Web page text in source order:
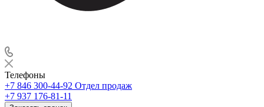
Телефоны
+7 846 300-44-92 Отдел продаж
+7 937 176-81-11